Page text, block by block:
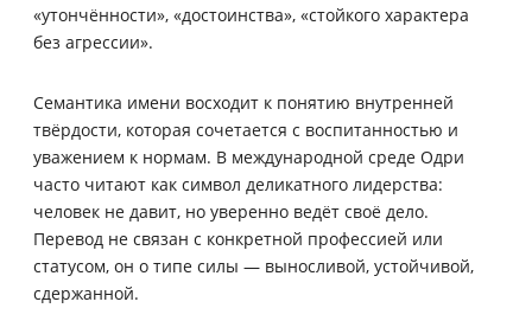
«утончённости», «достоинства», «стойкого характера
без агрессии».
Семантика имени восходит к понятию внутренней
твёрдости, которая сочетается с воспитанностью и
уважением к нормам. В международной среде Одри
часто читают как символ деликатного лидерства:
человек не давит, но уверенно ведёт своё дело.
Перевод не связан с конкретной профессией или
статусом, он о типе силы — выносливой, устойчивой,
сдержанной.